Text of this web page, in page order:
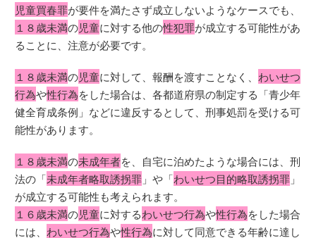
児童買春罪が要件を満たさず成立しないようなケースでも、
１８歳未満の児童に対する他の性犯罪が成立する可能性があ
ることに、注意が必要です。
１８歳未満の児童に対して、報酬を渡すことなく、わいせつ
行為や性行為をした場合は、各都道府県の制定する「青少年
健全育成条例」などに違反するとして、刑事処罰を受ける可
能性があります。
１８歳未満の未成年者を、自宅に泊めたような場合には、刑
法の「未成年者略取誘拐罪 」や「わいせつ目的略取誘拐罪 」
が成立する可能性も考えられます。
１６歳未満の児童に対するわいせつ行為や性行為をした場合
には、わいせつ行為や性行為に対して同意できる年齢に達し